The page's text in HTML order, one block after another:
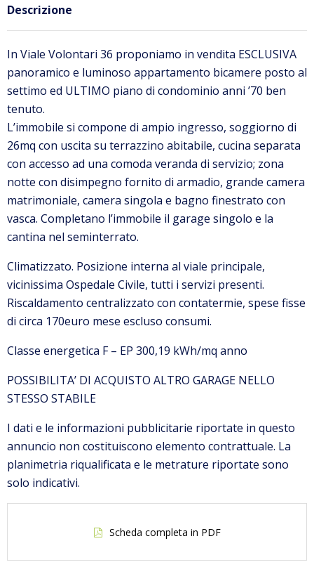
Descrizione
In Viale Volontari 36 proponiamo in vendita ESCLUSIVA
panoramico e luminoso appartamento bicamere posto al
settimo ed ULTIMO piano di condominio anni ’70 ben
tenuto.
L’immobile si compone di ampio ingresso, soggiorno di
26mq con uscita su terrazzino abitabile, cucina separata
con accesso ad una comoda veranda di servizio; zona
notte con disimpegno fornito di armadio, grande camera
matrimoniale, camera singola e bagno finestrato con
vasca. Completano l’immobile il garage singolo e la
cantina nel seminterrato.
Climatizzato. Posizione interna al viale principale,
vicinissima Ospedale Civile, tutti i servizi presenti.
Riscaldamento centralizzato con contatermie, spese fisse
di circa 170euro mese escluso consumi.
Classe energetica F – EP 300,19 kWh/mq anno
POSSIBILITA’ DI ACQUISTO ALTRO GARAGE NELLO
STESSO STABILE
I dati e le informazioni pubblicitarie riportate in questo
annuncio non costituiscono elemento contrattuale. La
planimetria riqualificata e le metrature riportate sono
solo indicativi.
Scheda completa in PDF